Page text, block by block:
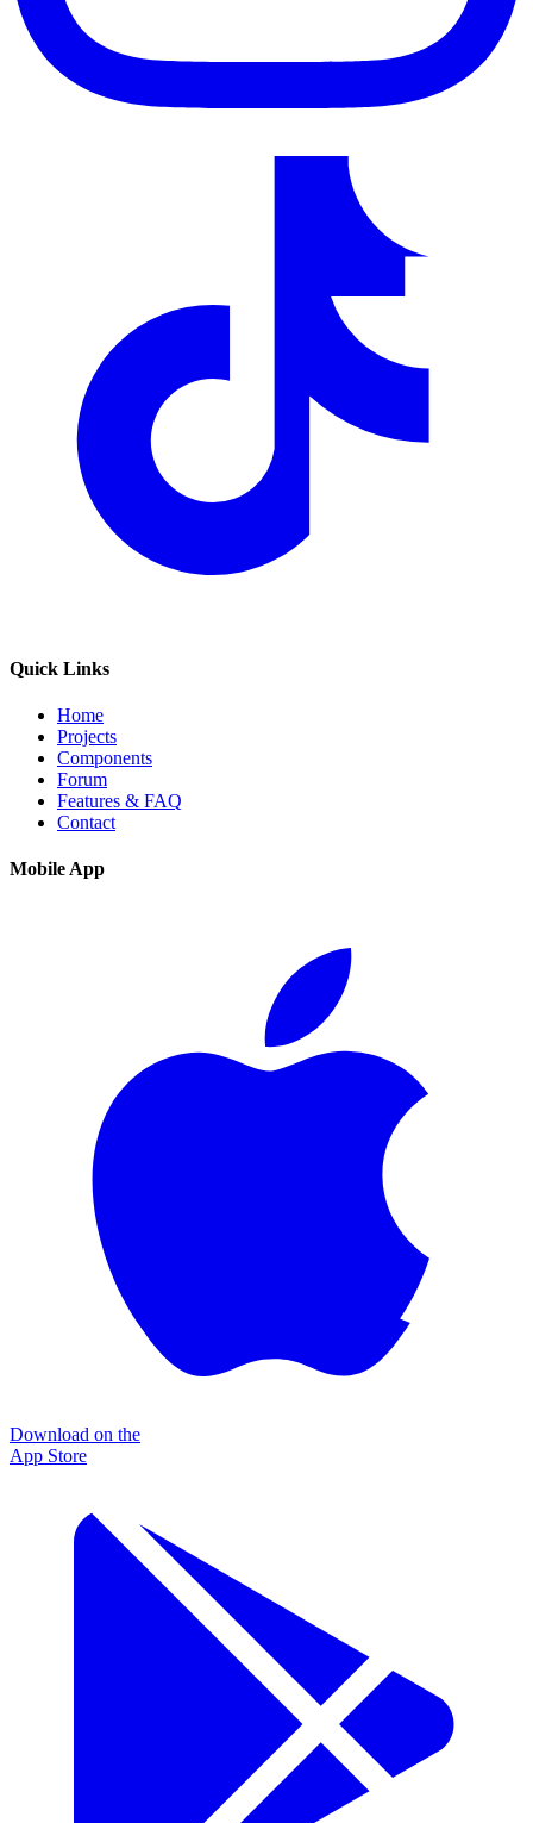
Quick Links
Home
Projects
Components
Forum
Features & FAQ
Contact
Mobile App
Download on the
App Store